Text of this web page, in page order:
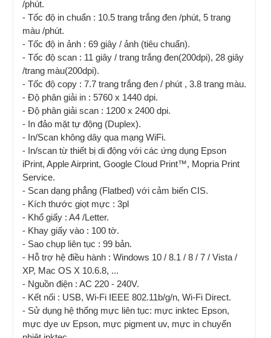
/phút.
- Tốc độ in chuẩn : 10.5 trang trắng đen /phút, 5 trang
màu /phút.
- Tốc độ in ảnh : 69 giây / ảnh (tiêu chuẩn).
- Tốc độ scan : 11 giây / trang trắng đen(200dpi), 28 giây
/trang màu(200dpi).
- Tốc độ copy : 7.7 trang trắng đen / phút , 3.8 trang màu.
- Độ phân giải in : 5760 x 1440 dpi.
- Độ phân giải scan : 1200 x 2400 dpi.
- In đảo mặt tự động (Duplex).
- In/Scan không dây qua mạng WiFi.
- In/scan từ thiết bị di động với các ứng dụng Epson
iPrint, Apple Airprint, Google Cloud Print™, Mopria Print
Service.
- Scan dạng phẳng (Flatbed) với cảm biến CIS.
- Kích thước giọt mực : 3pl
- Khổ giấy : A4 /Letter.
- Khay giấy vào : 100 tờ.
- Sao chụp liên tục : 99 bản.
- Hỗ trợ hệ điều hành : Windows 10 / 8.1 / 8 / 7 / Vista /
XP, Mac OS X 10.6.8, ...
- Nguồn điện : AC 220 - 240V.
- Kết nối : USB, Wi-Fi IEEE 802.11b/g/n, Wi-Fi Direct.
- Sử dụng hệ thống mực liên tục: mực inktec Epson,
mực dye uv Epson, mực pigment uv, mực in chuyển